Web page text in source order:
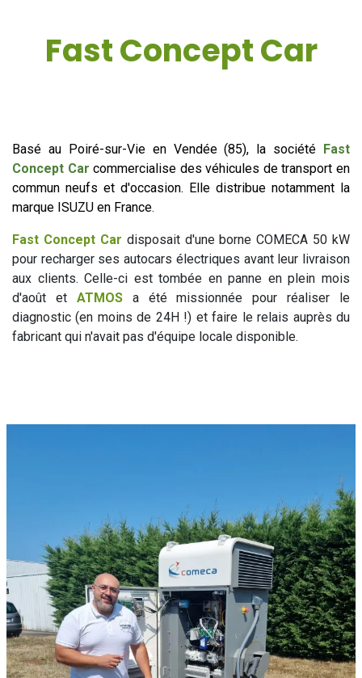
Fast Concept Car
Basé au Poiré-sur-Vie en Vendée (85), la société Fast
Concept Car commercialise des véhicules de transport en
commun neufs et d'occasion. Elle distribue notamment la
marque ISUZU en France.
Fast Concept Car disposait d'une borne COMECA 50 kW
pour recharger ses autocars électriques avant leur livraison
aux clients. Celle-ci est tombée en panne en plein mois
d'août et ATMOSa été missionnée pour réaliser le
diagnostic (en moins de 24H !) et faire le relais auprès du
fabricant qui n'avait pas d'équipe locale disponible.